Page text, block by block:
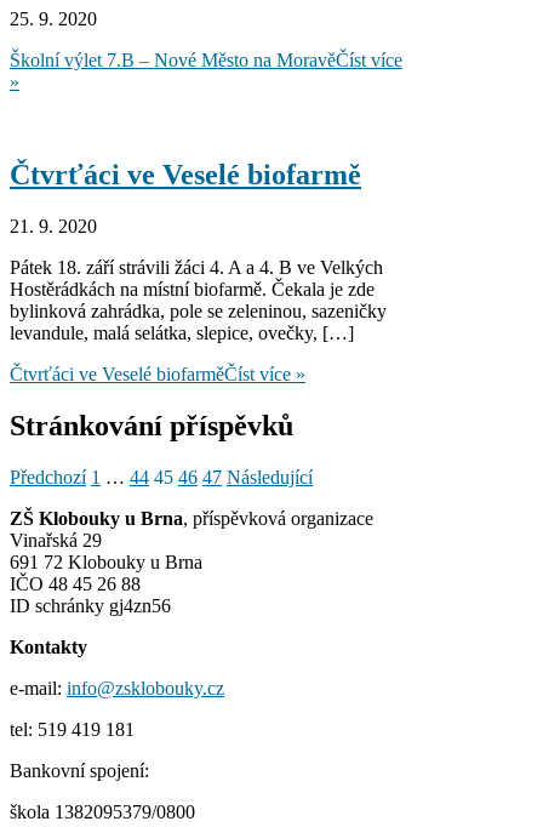
25. 9. 2020
Školní výlet 7.B – Nové Město na MoravěČíst více
»
Čtvrťáci ve Veselé biofarmě
21. 9. 2020
Pátek 18. září strávili žáci 4. A a 4. B ve Velkých
Hostěrádkách na místní biofarmě. Čekala je zde
bylinková zahrádka, pole se zeleninou, sazeničky
levandule, malá selátka, slepice, ovečky, […]
Čtvrťáci ve Veselé biofarměČíst více »
Stránkování příspěvků
Předchozí 1 … 44 45 46 47 Následující
ZŠ Klobouky u Brna, příspěvková organizace
Vinařská 29
691 72 Klobouky u Brna
IČO 48 45 26 88
ID schránky gj4zn56
Kontakty
e-mail: info@zsklobouky.cz
tel: 519 419 181
Bankovní spojení:
škola 1382095379/0800